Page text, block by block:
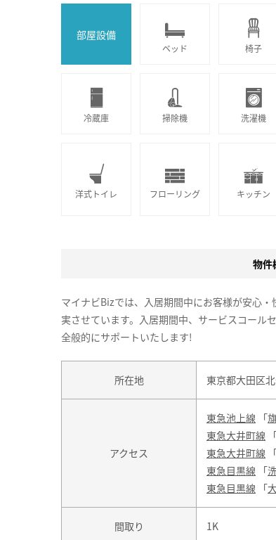
部屋設備
ベッド 椅子
冷蔵庫 掃除機 洗濯機
洋式トイレ フローリング キッチン
物件
マイナビBizでは、入居期間中にお客様が安心
実させています。入居期間中、サービスコール
全般的にサポートいたします!
所在地 東京都大田区
アクセス
東急池上線 「
東急大井町線
東急大井町線
東急目黒線 「
東急目黒線 「
間取り 1K